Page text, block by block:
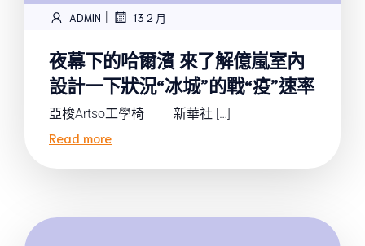
ADMIN | 13 2 月
夜幕下的哈爾濱 來了解億嵐室內
設計一下狀況“冰城”的戰“疫”速率
亞梭Artso工學椅 新華社 […]
Read more